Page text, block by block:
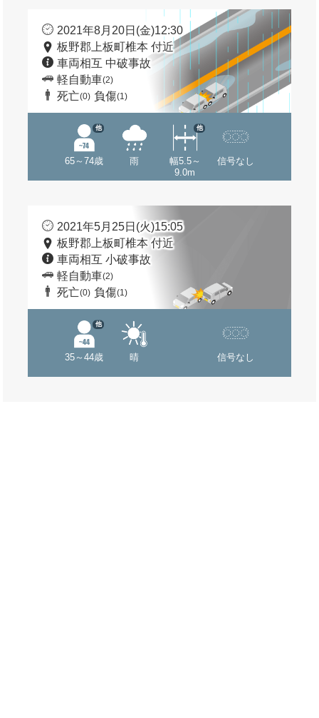
2021年8月20日(金)12:30
板野郡上板町椎本 付近
車両相互 中破事故
軽自動車(2)
死亡(0) 負傷(1)
65～74歳
他
雨
幅5.5～
9.0m
他
信号なし
2021年5月25日(火)15:05
板野郡上板町椎本 付近
車両相互 小破事故
軽自動車(2)
死亡(0) 負傷(1)
35～44歳
他
晴 信号なし